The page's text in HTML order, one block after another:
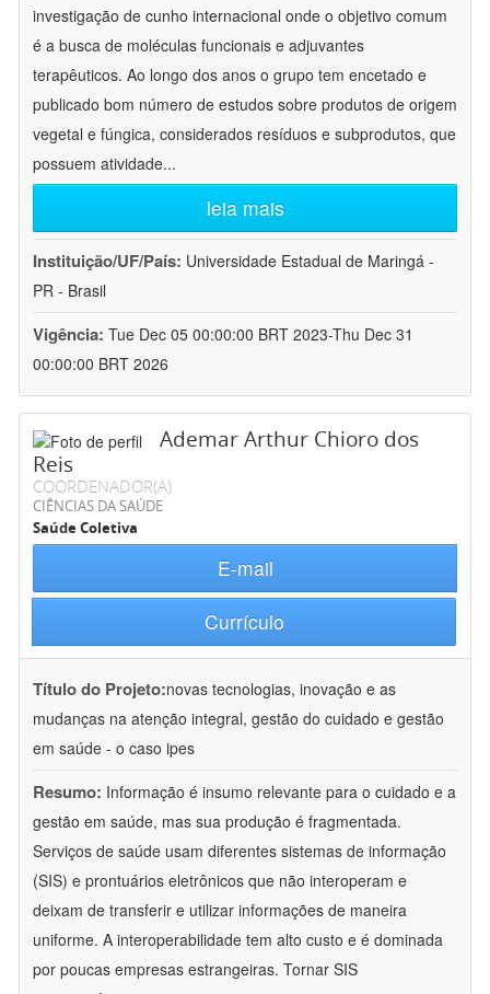
investigação de cunho internacional onde o objetivo comum
é a busca de moléculas funcionais e adjuvantes
terapêuticos. Ao longo dos anos o grupo tem encetado e
publicado bom número de estudos sobre produtos de origem
vegetal e fúngica, considerados resíduos e subprodutos, que
possuem atividade...
leia mais
Instituição/UF/País: Universidade Estadual de Maringá -
PR - Brasil
Vigência: Tue Dec 05 00:00:00 BRT 2023-Thu Dec 31
00:00:00 BRT 2026
Ademar Arthur Chioro dos
Reis
COORDENADOR(A)
CIÊNCIAS DA SAÚDE
Saúde Coletiva
E-mail
Currículo
Título do Projeto:novas tecnologias, inovação e as
mudanças na atenção integral, gestão do cuidado e gestão
em saúde - o caso ipes
Resumo: Informação é insumo relevante para o cuidado e a
gestão em saúde, mas sua produção é fragmentada.
Serviços de saúde usam diferentes sistemas de informação
(SIS) e prontuários eletrônicos que não interoperam e
deixam de transferir e utilizar informações de maneira
uniforme. A interoperabilidade tem alto custo e é dominada
por poucas empresas estrangeiras. Tornar SIS